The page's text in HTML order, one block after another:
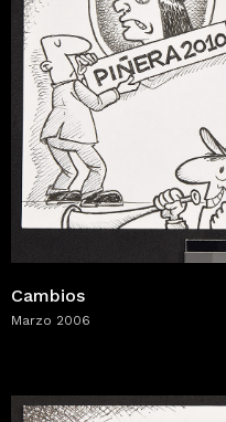
Cambios
Marzo 2006